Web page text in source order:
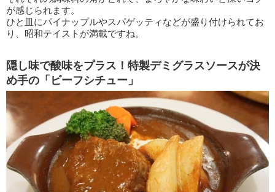
が感じられます。
ひと皿にパイナップルやスパゲッティなどが盛り付けられてお
り、昭和テイストが満載ですね。
隠し味で酸味をプラス！特製デミグラスソースが決
め手の「ビーフシチュー」